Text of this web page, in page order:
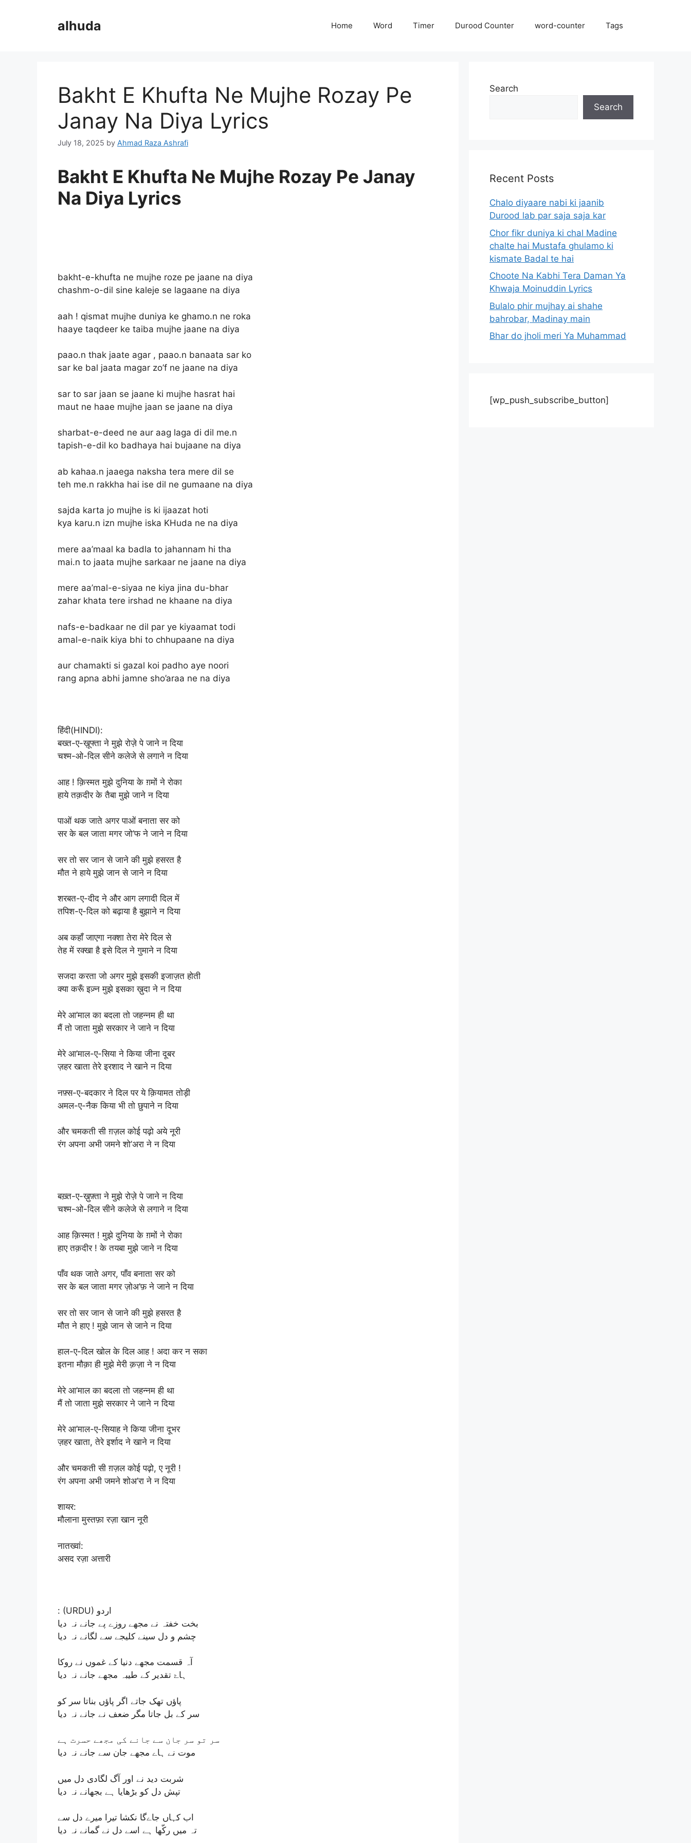
alhuda Home Word Timer Durood Counter word-counter Tags
Bakht E Khufta Ne Mujhe Rozay Pe
Janay Na Diya Lyrics
July 18, 2025 by Ahmad Raza Ashrafi
Bakht E Khufta Ne Mujhe Rozay Pe Janay
Na Diya Lyrics
bakht-e-khufta ne mujhe roze pe jaane na diya
chashm-o-dil sine kaleje se lagaane na diya
aah ! qismat mujhe duniya ke ghamo.n ne roka
haaye taqdeer ke taiba mujhe jaane na diya
paao.n thak jaate agar , paao.n banaata sar ko
sar ke bal jaata magar zo’f ne jaane na diya
sar to sar jaan se jaane ki mujhe hasrat hai
maut ne haae mujhe jaan se jaane na diya
sharbat-e-deed ne aur aag laga di dil me.n
tapish-e-dil ko badhaya hai bujaane na diya
ab kahaa.n jaaega naksha tera mere dil se
teh me.n rakkha hai ise dil ne gumaane na diya
sajda karta jo mujhe is ki ijaazat hoti
kya karu.n izn mujhe iska KHuda ne na diya
mere aa’maal ka badla to jahannam hi tha
mai.n to jaata mujhe sarkaar ne jaane na diya
mere aa’mal-e-siyaa ne kiya jina du-bhar
zahar khata tere irshad ne khaane na diya
nafs-e-badkaar ne dil par ye kiyaamat todi
amal-e-naik kiya bhi to chhupaane na diya
aur chamakti si gazal koi padho aye noori
rang apna abhi jamne sho’araa ne na diya
हिंदी(HINDI):
बख्त-ए-ख़ूफ्ता ने मुझे रोज़े पे जाने न दिया
चश्म-ओ-दिल सीने कलेजे से लगाने न दिया
आह ! क़िस्मत मुझे दुनिया के ग़मों ने रोका
हाये तक़दीर के तैबा मुझे जाने न दिया
पाओं थक जाते अगर पाओं बनाता सर को
सर के बल जाता मगर जो’फ ने जाने न दिया
सर तो सर जान से जाने की मुझे हसरत है
मौत ने हाये मुझे जान से जाने न दिया
शरबत-ए-दीद ने और आग लगादी दिल में
तपिश-ए-दिल को बढ़ाया है बुझाने न दिया
अब कहाँ जाएगा नक्शा तेरा मेरे दिल से
तेह में रक्खा है इसे दिल ने गुमाने न दिया
सजदा करता जो अगर मुझे इसकी इजाज़त होती
क्या करूँ इज़्न मुझे इसका ख़ुदा ने न दिया
मेरे आ’माल का बदला तो जहन्नम ही था
मैं तो जाता मुझे सरकार ने जाने न दिया
मेरे आ’माल-ए-सिया ने किया जीना दूबर
ज़हर खाता तेरे इरशाद ने खाने न दिया
नफ़्स-ए-बदकार ने दिल पर ये क़ियामत तोड़ी
अमल-ए-नैक किया भी तो छुपाने न दिया
और चमकती सी ग़ज़ल कोई पढ़ो अये नूरी
रंग अपना अभी जमने शो’अरा ने न दिया
बख़्त-ए-ख़ुफ़्ता ने मुझे रोज़े पे जाने न दिया
चश्म-ओ-दिल सीने कलेजे से लगाने न दिया
आह क़िस्मत ! मुझे दुनिया के ग़मों ने रोका
हाए तक़दीर ! के तयबा मुझे जाने न दिया
पाँव थक जाते अगर, पाँव बनाता सर को
सर के बल जाता मगर ज़ोअ’फ़ ने जाने न दिया
सर तो सर जान से जाने की मुझे हसरत है
मौत ने हाए ! मुझे जान से जाने न दिया
हाल-ए-दिल खोल के दिल आह ! अदा कर न सका
इतना मौक़ा ही मुझे मेरी क़ज़ा ने न दिया
मेरे आ’माल का बदला तो जहन्नम ही था
मैं तो जाता मुझे सरकार ने जाने न दिया
मेरे आ’माल-ए-सियाह ने किया जीना दूभर
ज़हर खाता, तेरे इर्शाद ने खाने न दिया
और चमकती सी ग़ज़ल कोई पढ़ो, ए नूरी !
रंग अपना अभी जमने शोअ’रा ने न दिया
शायर:
मौलाना मुस्तफ़ा रज़ा खान नूरी
नातख्वां:
असद रज़ा अत्तारी
: (URDU) اردو
بخت خفتہ نے مجھے روزے پے جانے نہ دیا
چشم و دل سینے کلیجے سے لگانے نہ دیا
آہ قسمت مجھے دنیا کے غموں نے روکا
ہاۓ تقدیر کے طیبہ مجھے جانے نہ دیا
پاؤں تھک جاتے اگر پاؤں بناتا سر کو
سر کے بل جاتا مگر ضعف نے جانے نہ دیا
سر تو سر جان سے جانے کی مجھے حسرت ہے
موت نے ہاے مجھے جان سے جانے نہ دیا
شربت دید نے اور آگ لگادی دل میں
تپش دل کو بڑھایا ہے بجھانے نہ دیا
اب کہاں جاےگا نکشا تیرا میرے دل سے
تہ میں رکّھا ہے اسے دل نے گمانے نہ دیا
Search
Search
Recent Posts
Chalo diyaare nabi ki jaanib
Durood lab par saja saja kar
Chor fikr duniya ki chal Madine
chalte hai Mustafa ghulamo ki
kismate Badal te hai
Choote Na Kabhi Tera Daman Ya
Khwaja Moinuddin Lyrics
Bulalo phir mujhay ai shahe
bahrobar, Madinay main
Bhar do jholi meri Ya Muhammad
[wp_push_subscribe_button]